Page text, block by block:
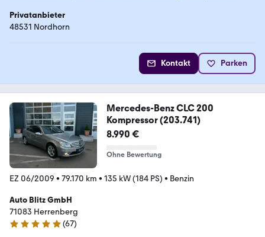
Privatanbieter
48531 Nordhorn
Kontakt Parken
Mercedes-Benz CLC 200
Kompressor (203.741)
8.990 €
Ohne Bewertung
EZ 06/2009 • 79.170 km • 135 kW (184 PS) • Benzin
Auto Blitz GmbH
71083 Herrenberg
5 Sterne
(67)